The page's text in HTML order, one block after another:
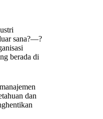
sana?—?
berada di
dan